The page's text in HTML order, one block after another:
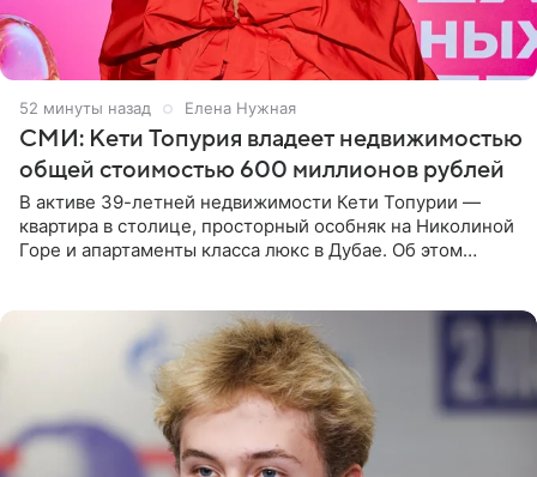
52 минуты назад Елена Нужная
СМИ: Кети Топурия владеет недвижимостью
общей стоимостью 600 миллионов рублей
В активе 39-летней недвижимости Кети Топурии —
квартира в столице, просторный особняк на Николиной
Горе и апартаменты класса люкс в Дубае. Об этом